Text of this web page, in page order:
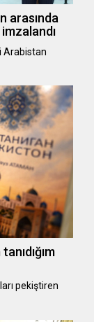
arasında
Arabistan
pekiştiren